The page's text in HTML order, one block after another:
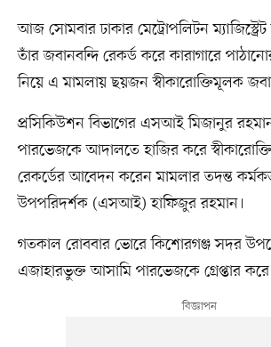
আজ সোমবার ঢাকার মেট্রোপলিটন
তাঁর জবানবন্দি রেকর্ড করে কারাগারে
নিয়ে এ মামলায় ছয়জন স্বীকারোক্তিমূলক
প্রসিকিউশন বিভাগের এসআই মিজানুর
পারভেজকে আদালতে হাজির করে
রেকর্ডের আবেদন করেন মামলার তদন্ত
উপপরিদর্শক (এসআই) হাফিজুর রহমান।
গতকাল রোববার ভোরে কিশোরগঞ্জ সদর
এজাহারভুক্ত আসামি পারভেজকে গ্রেপ্তার করে